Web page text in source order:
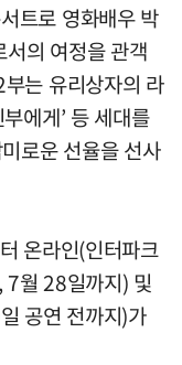
트로 영화배우 박
의 여정을 관객
는 유리상자의 라
에게’ 등 세대를
로운 선율을 선사
온라인(인터파크
7월 28일까지) 및
공연 전까지)가